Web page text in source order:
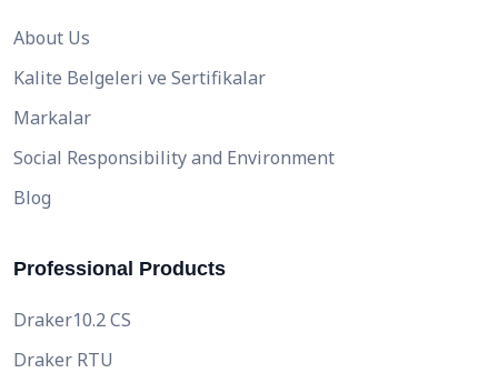
About Us
Kalite Belgeleri ve Sertifikalar
Markalar
Social Responsibility and Environment
Blog
Professional Products
Draker10.2 CS
Draker RTU